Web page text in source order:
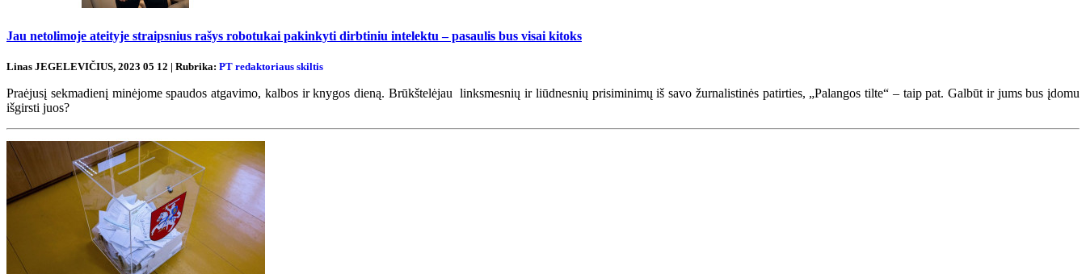
Jau netolimoje ateityje straipsnius rašys robotukai pakinkyti dirbtiniu intelektu – pasaulis bus visai kitoks
Linas JEGELEVIČIUS, 2023 05 12 | Rubrika: PT redaktoriaus skiltis
Praėjusį sekmadienį minėjome spaudos atgavimo, kalbos ir knygos dieną. Brūkštelėjau linksmesnių ir liūdnesnių prisiminimų iš savo žurnalistinės patirties, „Palangos tilte“ – taip pat. Galbūt ir jums bus įdomu
išgirsti juos?